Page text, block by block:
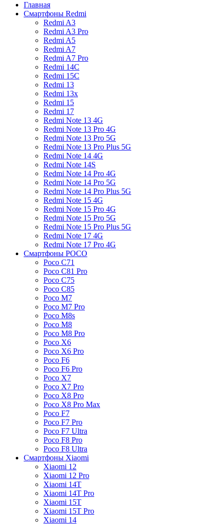
Главная
Смартфоны Redmi
Redmi A3
Redmi A3 Pro
Redmi A5
Redmi A7
Redmi A7 Pro
Redmi 14C
Redmi 15C
Redmi 13
Redmi 13x
Redmi 15
Redmi 17
Redmi Note 13 4G
Redmi Note 13 Pro 4G
Redmi Note 13 Pro 5G
Redmi Note 13 Pro Plus 5G
Redmi Note 14 4G
Redmi Note 14S
Redmi Note 14 Pro 4G
Redmi Note 14 Pro 5G
Redmi Note 14 Pro Plus 5G
Redmi Note 15 4G
Redmi Note 15 Pro 4G
Redmi Note 15 Pro 5G
Redmi Note 15 Pro Plus 5G
Redmi Note 17 4G
Redmi Note 17 Pro 4G
Смартфоны POCO
Poco C71
Poco C81 Pro
Poco C75
Poco C85
Poco M7
Poco M7 Pro
Poco M8s
Poco M8
Poco M8 Pro
Poco X6
Poco X6 Pro
Poco F6
Poco F6 Pro
Poco X7
Poco X7 Pro
Poco X8 Pro
Poco X8 Pro Max
Poco F7
Poco F7 Pro
Poco F7 Ultra
Poco F8 Pro
Poco F8 Ultra
Смартфоны Xiaomi
Xiaomi 12
Xiaomi 12 Pro
Xiaomi 14T
Xiaomi 14T Pro
Xiaomi 15T
Xiaomi 15T Pro
Xiaomi 14